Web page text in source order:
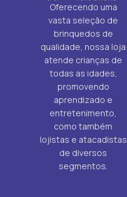
Oferecendo uma
vasta seleção de
brinquedos de
qualidade, nossa loja
atende crianças de
todas as idades,
promovendo
aprendizado e
entretenimento,
como também
lojistas e atacadistas
de diversos
segmentos.